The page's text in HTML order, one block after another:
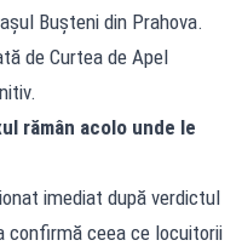
Bușteni din Prahova.
de Curtea de Apel
rămân acolo unde le
imediat după verdictul
confirmă ceea ce locuitorii